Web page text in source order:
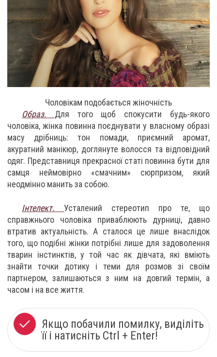
Чоловікам подобається жіночність
Образ.
Для того щоб спокусити будь-якого
чоловіка, жінка повинна поєднувати у власному образі
масу дрібниць: тон помади, приємний аромат,
акуратний манікюр, доглянуте волосся та відповідний
одяг. Представниця прекрасної статі повинна бути для
самця неймовірно «смачним» сюрпризом, який
неодмінно манить за собою.
Інтелект. Усталений стереотип про те, що
справжнього чоловіка приваблюють дурниці, давно
втратив актуальність. А сталося це лише внаслідок
того, що подібні жінки потрібні лише для задоволення
тварин інстинктів, у той час як дівчата, які вміють
знайти точки дотику і теми для розмов зі своїм
партнером, залишаються з ним на довгий термін, а
часом і на все життя.
Якщо побачили помилку, виділіть
її і натисніть Ctrl + Enter!